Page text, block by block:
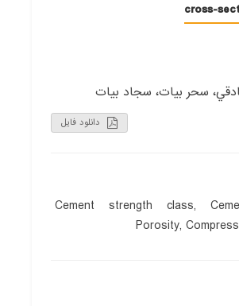
cross-
سحر بیات، سجاد بیات
دانلود فایل
Cement strength class,
Porosity,